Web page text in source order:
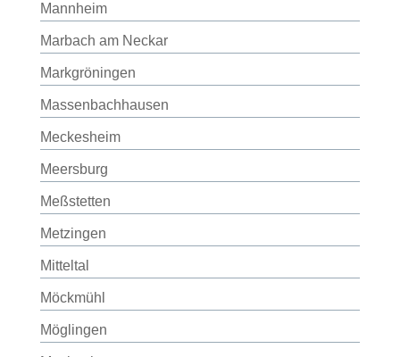
Mannheim
Marbach am Neckar
Markgröningen
Massenbachhausen
Meckesheim
Meersburg
Meßstetten
Metzingen
Mitteltal
Möckmühl
Möglingen